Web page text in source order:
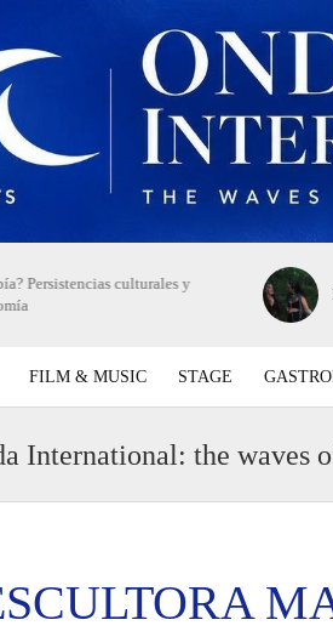
Persistencias culturales y
FILM & MUSIC STAGE
International: the waves